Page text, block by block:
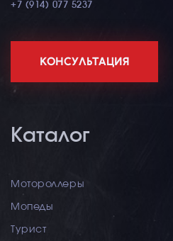
+7 (914) 077 5237
КОНСУЛЬТАЦИЯ
Каталог
Мотороллеры
Мопеды
Турист